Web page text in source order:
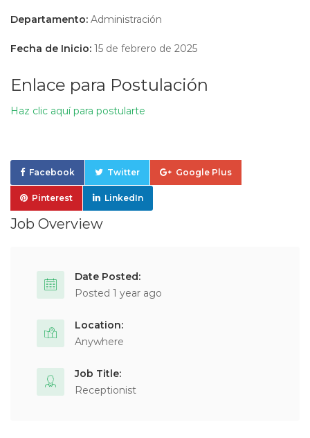
Departamento: Administración
Fecha de Inicio: 15 de febrero de 2025
Enlace para Postulación
Haz clic aquí para postularte
Facebook Twitter Google Plus
Pinterest LinkedIn
Job Overview
Date Posted:
Posted 1 year ago
Location:
Anywhere
Job Title:
Receptionist